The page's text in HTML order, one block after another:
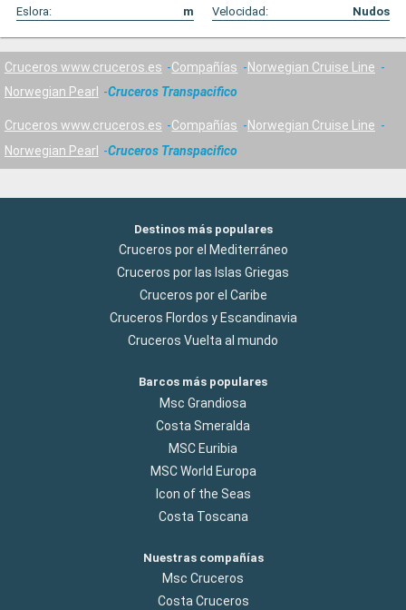
Eslora: m Velocidad: Nudos
Cruceros www.cruceros.es Compañías
Norwegian Cruise Line
Norwegian Pearl
Cruceros Transpacifico
Cruceros www.cruceros.es Compañías
Norwegian Cruise Line
Norwegian Pearl
Cruceros Transpacifico
Destinos más populares
Cruceros por el Mediterráneo
Cruceros por las Islas Griegas
Cruceros por el Caribe
Cruceros Flordos y Escandinavia
Cruceros Vuelta al mundo
Barcos más populares
Msc Grandiosa
Costa Smeralda
MSC Euribia
MSC World Europa
Icon of the Seas
Costa Toscana
Nuestras compañías
Msc Cruceros
Costa Cruceros